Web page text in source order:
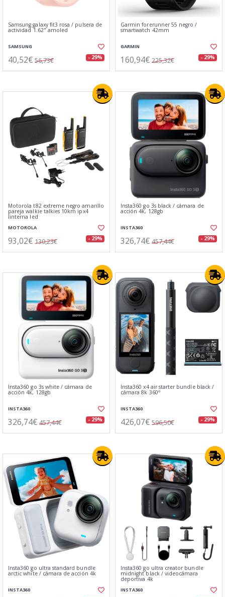
Samsung galaxy fit3 rosa / pulsera de
actividad 1.62" amoled
SAMSUNG
40,52€ 56,73€ - 29%
Garmin forerunner 55 negro /
smartwatch 42mm
GARMIN
160,94€ 225,32€ - 29%
Motorola t82 extreme negro amarillo
pareja walkie talkies 10km ipx4
linterna led
MOTOROLA
93,02€ 130,23€ - 29%
Insta360 go 3s black / cámara de
acción 4k, 128gb
INSTA360
326,74€ 457,44€ - 29%
Insta360 go 3s white / cámara de
acción 4k, 128gb
INSTA360
326,74€ 457,44€ - 29%
Insta360 x4 air starter bundle black /
cámara 8k 360º
INSTA360
426,07€ 596,50€ - 29%
Insta360 go ultra standard bundle
arctic white / cámara de acción 4k
INSTA360
Insta360 go ultra creator bundle
midnight black / videocámara
deportiva 4k
INSTA360